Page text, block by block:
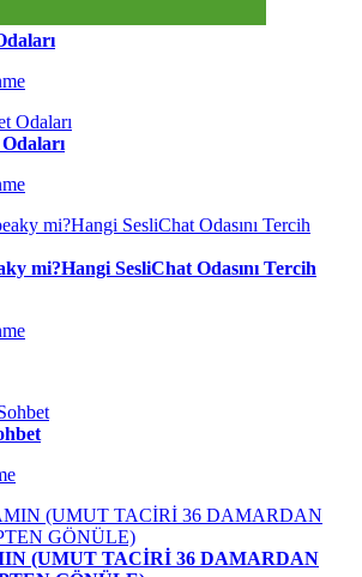
mi?Hangi SesliChat Odasını Tercih
(UMUT TACİRİ 36 DAMARDAN